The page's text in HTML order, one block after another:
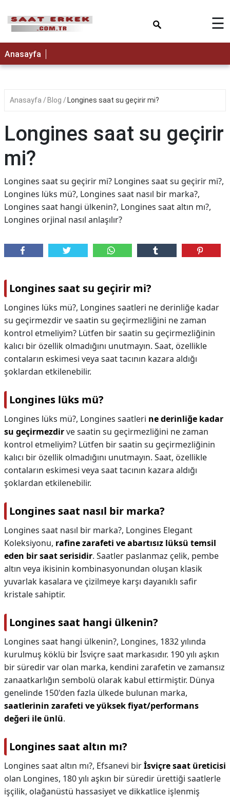
☰
Anasayfa
Anasayfa Blog Longines saat su geçirir mi?
Longines saat su geçirir
mi?
Longines saat su geçirir mi? Longines saat su geçirir mi?,
Longines lüks mü?, Longines saat nasıl bir marka?,
Longines saat hangi ülkenin?, Longines saat altın mı?,
Longines orjinal nasıl anlaşılır?
Longines saat su geçirir mi?
Longines lüks mü?, Longines saatleri ne derinliğe kadar
su geçirmezdir ve saatin su geçirmezliğini ne zaman
kontrol etmeliyim? Lütfen bir saatin su geçirmezliğinin
kalıcı bir özellik olmadığını unutmayın. Saat, özellikle
contaların eskimesi veya saat tacının kazara aldığı
şoklardan etkilenebilir.
Longines lüks mü?
Longines lüks mü?, Longines saatleri ne derinliğe kadar
su geçirmezdirve saatin su geçirmezliğini ne zaman
kontrol etmeliyim? Lütfen bir saatin su geçirmezliğinin
kalıcı bir özellik olmadığını unutmayın. Saat, özellikle
contaların eskimesi veya saat tacının kazara aldığı
şoklardan etkilenebilir.
Longines saat nasıl bir marka?
Longines saat nasıl bir marka?, Longines Elegant
Koleksiyonu, rafine zarafeti ve abartısız lüksü temsil
eden bir saat serisidir. Saatler paslanmaz çelik, pembe
altın veya ikisinin kombinasyonundan oluşan klasik
yuvarlak kasalara ve çizilmeye karşı dayanıklı safir
kristale sahiptir.
Longines saat hangi ülkenin?
Longines saat hangi ülkenin?, Longines, 1832 yılında
kurulmuş köklü bir İsviçre saat markasıdır. 190 yılı aşkın
bir süredir var olan marka, kendini zarafetin ve zamansız
zanaatkarlığın sembolü olarak kabul ettirmiştir. Dünya
genelinde 150'den fazla ülkede bulunan marka,
saatlerinin zarafeti ve yüksek fiyat/performans
değeri ile ünlü.
Longines saat altın mı?
Longines saat altın mı?, Efsanevi birİsviçre saat üreticisi
olan Longines, 180 yılı aşkın bir süredir ürettiği saatlerle
işçilik, olağanüstü hassasiyet ve dikkatlice işlenmiş